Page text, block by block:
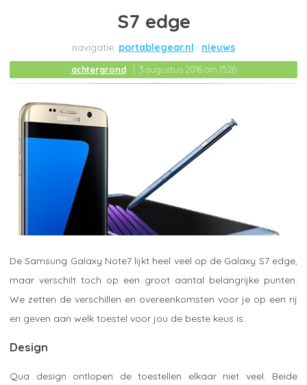
S7 edge
portablegear.nl nieuws
achtergrond 3 augustus 2016 om 15:26
De Samsung Galaxy Note7 lijkt heel veel op de Galaxy S7 edge,
maar verschilt toch op een groot aantal belangrijke punten.
We zetten de verschillen en overeenkomsten voor je op een rij
en geven aan welk toestel voor jou de beste keus is.
Design
Qua design ontlopen de toestellen elkaar niet veel. Beide